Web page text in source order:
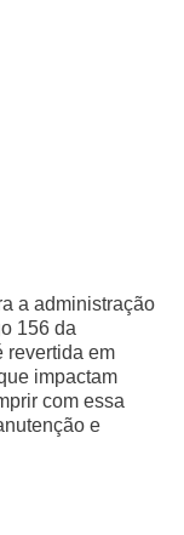
a administração
156 da
revertida em
impactam
com essa
e